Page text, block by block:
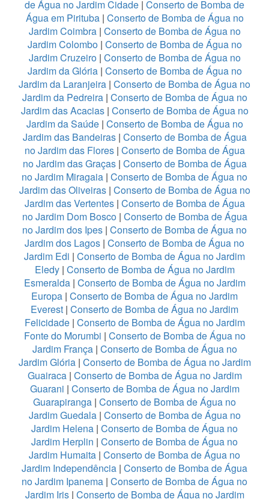
de Água no Jardim Cidade | Conserto de Bomba de
Água em Pirituba| Conserto de Bomba de Água no
Jardim Coimbra| Conserto de Bomba de Água no
Jardim Colombo| Conserto de Bomba de Água no
Jardim Cruzeiro| Conserto de Bomba de Água no
Jardim da Glória| Conserto de Bomba de Água no
Jardim da Laranjeira | Conserto de Bomba de Água no
Jardim da Pedreira| Conserto de Bomba de Água no
Jardim das Acacias| Conserto de Bomba de Água no
Jardim da Saúde| Conserto de Bomba de Água no
Jardim das Bandeiras| Conserto de Bomba de Água
no Jardim das Flores| Conserto de Bomba de Água
no Jardim das Graças| Conserto de Bomba de Água
no Jardim Miragaia | Conserto de Bomba de Água no
Jardim das Oliveiras| Conserto de Bomba de Água no
Jardim das Vertentes| Conserto de Bomba de Água
no Jardim Dom Bosco| Conserto de Bomba de Água
no Jardim dos Ipes | Conserto de Bomba de Água no
Jardim dos Lagos | Conserto de Bomba de Água no
Jardim Edi | Conserto de Bomba de Água no Jardim
Eledy| Conserto de Bomba de Água no Jardim
Esmeralda| Conserto de Bomba de Água no Jardim
Europa | Conserto de Bomba de Água no Jardim
Everest | Conserto de Bomba de Água no Jardim
Felicidade| Conserto de Bomba de Água no Jardim
Fonte do Morumbi | Conserto de Bomba de Água no
Jardim França| Conserto de Bomba de Água no
Jardim Glória| Conserto de Bomba de Água no Jardim
Guairaca| Conserto de Bomba de Água no Jardim
Guarani | Conserto de Bomba de Água no Jardim
Guarapiranga | Conserto de Bomba de Água no
Jardim Guedala| Conserto de Bomba de Água no
Jardim Helena | Conserto de Bomba de Água no
Jardim Herplin | Conserto de Bomba de Água no
Jardim Humaita | Conserto de Bomba de Água no
Jardim Independência | Conserto de Bomba de Água
no Jardim Ipanema | Conserto de Bomba de Água no
Jardim Iris| Conserto de Bomba de Água no Jardim